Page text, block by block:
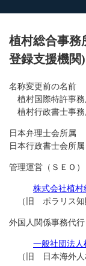
植村総合事務
登録支援機関)
名称変更前の名前
植村国際特許事務
植村行政書士事務
日本弁理士会所属
日本行政書士会所属
管理運営（ＳＥＯ
株式会社植村
（旧 ポラリス知
外国人関係事務代行
一般社団法人
（旧 日本海外人